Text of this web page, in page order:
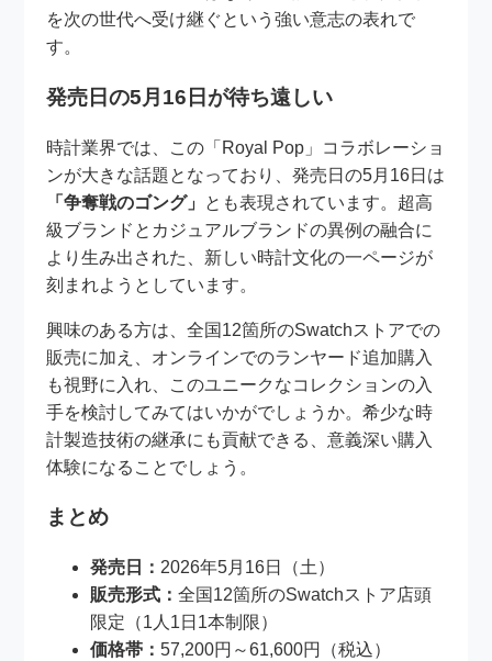
を次の世代へ受け継ぐという強い意志の表れで
す。
発売日の5月16日が待ち遠しい
時計業界では、この「Royal Pop」コラボレーショ
ンが大きな話題となっており、発売日の5月16日は
「争奪戦のゴング」 とも表現されています。超高
級ブランドとカジュアルブランドの異例の融合に
より生み出された、新しい時計文化の一ページが
刻まれようとしています。
興味のある方は、全国12箇所のSwatchストアでの
販売に加え、オンラインでのランヤード追加購入
も視野に入れ、このユニークなコレクションの入
手を検討してみてはいかがでしょうか。希少な時
計製造技術の継承にも貢献できる、意義深い購入
体験になることでしょう。
まとめ
発売日： 2026年5月16日（土）
販売形式：全国12箇所のSwatchストア店頭
限定（1人1日1本制限）
価格帯：57,200円～61,600円（税込）